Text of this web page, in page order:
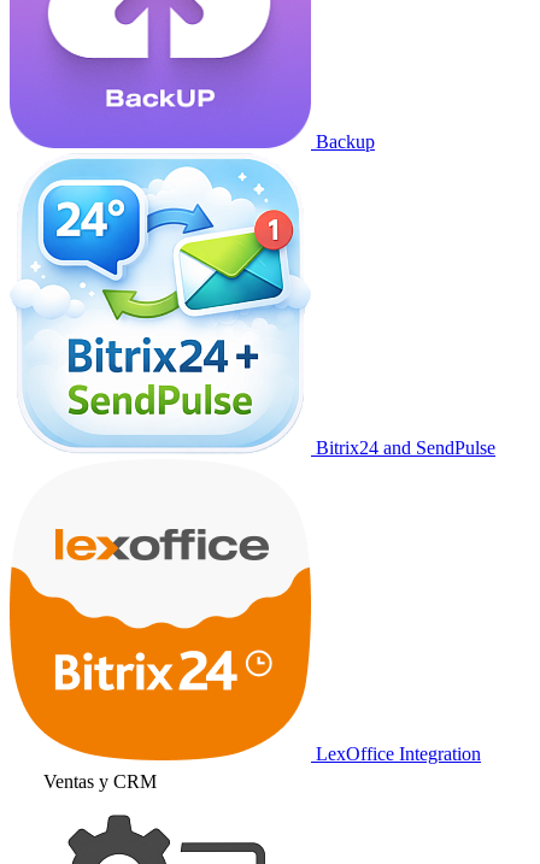
Backup
Bitrix24 and SendPulse
LexOffice Integration
Ventas y CRM